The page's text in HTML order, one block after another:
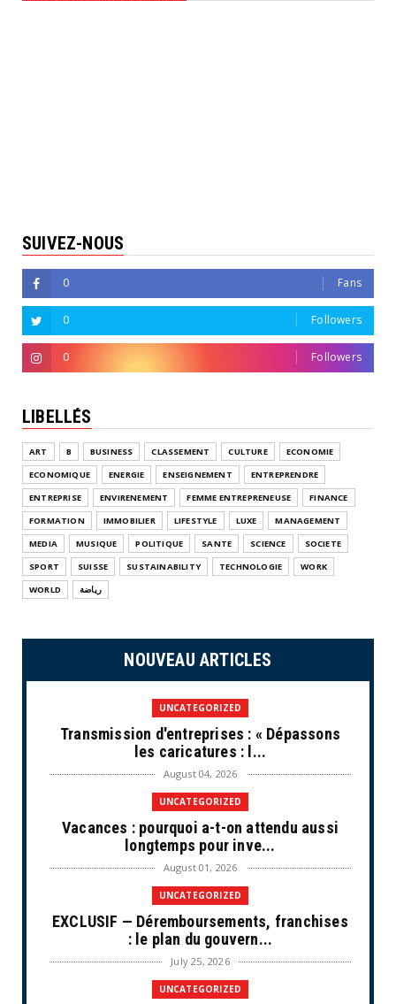
SUIVEZ-NOUS
0 Fans
0 Followers
0 Followers
LIBELLÉS
ART B BUSINESS CLASSEMENT CULTURE
ECONOMIE
ECONOMIQUE
ENERGIE ENSEIGNEMENT
ENTREPRENDRE
ENTREPRISE
ENVIRENEMENT FEMME ENTREPRENEUSE
FINANCE
FORMATION
IMMOBILIER LIFESTYLE LUXE
MANAGEMENT
MEDIA
MUSIQUE POLITIQUE SANTE SCIENCE
SOCIETE
SPORT
SUISSE SUSTAINABILITY TECHNOLOGIE
WORK
WORLD
رياضة
NOUVEAU ARTICLES
UNCATEGORIZED
Transmission d'entreprises : « Dépassons
les caricatures : l...
August 04, 2026
UNCATEGORIZED
Vacances : pourquoi a-t-on attendu aussi
longtemps pour inve...
August 01, 2026
UNCATEGORIZED
EXCLUSIF — Déremboursements, franchises
: le plan du gouvern...
July 25, 2026
UNCATEGORIZED